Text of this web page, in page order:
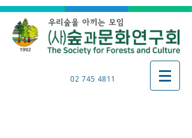
02 745 4811